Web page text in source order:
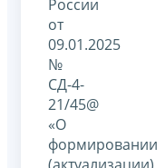
России
от
09.01.2025
№
СД-4-
21/45@
«О
формировании
(актуализации)